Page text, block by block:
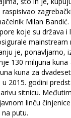
zagrebački
Milan
koje su država i
mainstream
je, ponavljamo,
130 milijuna kuna
kuna za
u 2015. godini
sitnicu.
linču
putu.